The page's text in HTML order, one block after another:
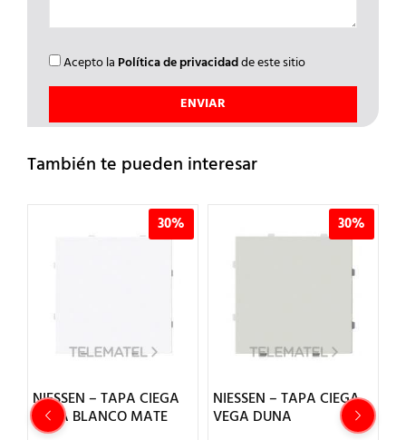
Acepto la Política de privacidadde este sitio
También te pueden interesar
30%
NIESSEN – TAPA CIEGA
VEGA BLANCO MATE
30%
NIESSEN – TAPA CIEGA
VEGA DUNA